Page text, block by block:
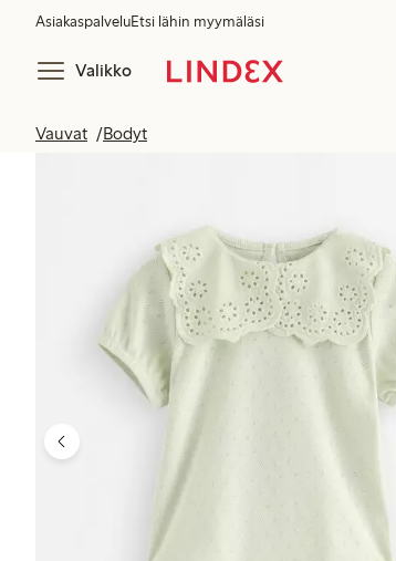
AsiakaspalveluEtsi lähin myymäläsi
Valikko
Vauvat Bodyt